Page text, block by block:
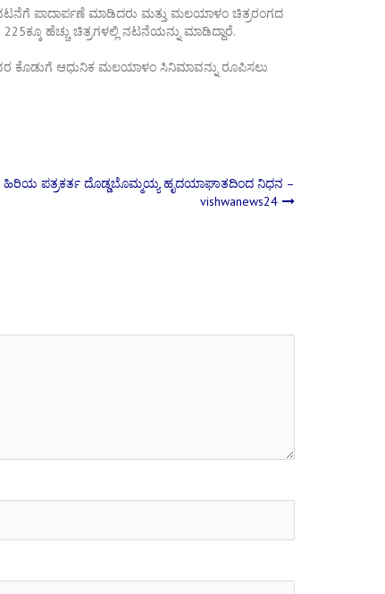
ಪಾದಾರ್ಪಣೆ ಮಾಡಿದರು ಮತ್ತು ಮಲಯಾಳಂ ಚಿತ್ರರಂಗದ
ಹೆಚ್ಚು ಚಿತ್ರಗಳಲ್ಲಿ ನಟನೆಯನ್ನು ಮಾಡಿದ್ದಾರೆ.
ಕೊಡುಗೆ ಆಧುನಿಕ ಮಲಯಾಳಂ ಸಿನಿಮಾವನ್ನು ರೂಪಿಸಲು
ಹಿರಿಯ ಪತ್ರಕರ್ತ ದೊಡ್ಡಬೊಮ್ಮಯ್ಯ ಹೃದಯಾಘಾತದಿಂದ ನಿಧನ –
vishwanews24